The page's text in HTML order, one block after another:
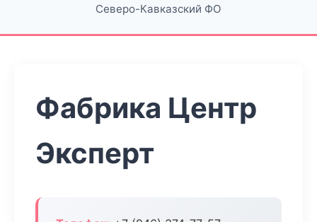
Северо-Кавказский ФО
Фабрика Центр
Эксперт